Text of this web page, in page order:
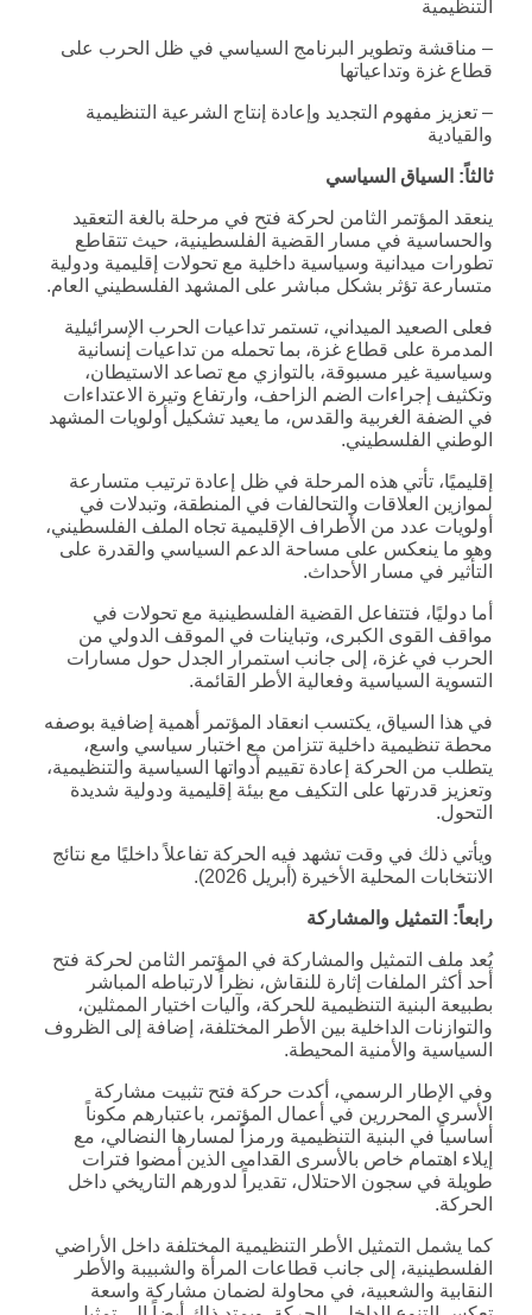
التنظيمية
– مناقشة وتطوير البرنامج السياسي في ظل الحرب على
قطاع غزة وتداعياتها
– تعزيز مفهوم التجديد وإعادة إنتاج الشرعية التنظيمية
والقيادية
ثالثاً: السياق السياسي
ينعقد المؤتمر الثامن لحركة فتح في مرحلة بالغة التعقيد
والحساسية في مسار القضية الفلسطينية، حيث تتقاطع
تطورات ميدانية وسياسية داخلية مع تحولات إقليمية ودولية
متسارعة تؤثر بشكل مباشر على المشهد الفلسطيني العام.
فعلى الصعيد الميداني، تستمر تداعيات الحرب الإسرائيلية
المدمرة على قطاع غزة، بما تحمله من تداعيات إنسانية
وسياسية غير مسبوقة، بالتوازي مع تصاعد الاستيطان،
وتكثيف إجراءات الضم الزاحف، وارتفاع وتيرة الاعتداءات
في الضفة الغربية والقدس، ما يعيد تشكيل أولويات المشهد
الوطني الفلسطيني.
إقليميًا، تأتي هذه المرحلة في ظل إعادة ترتيب متسارعة
لموازين العلاقات والتحالفات في المنطقة، وتبدلات في
أولويات عدد من الأطراف الإقليمية تجاه الملف الفلسطيني،
وهو ما ينعكس على مساحة الدعم السياسي والقدرة على
التأثير في مسار الأحداث.
أما دوليًا، فتتفاعل القضية الفلسطينية مع تحولات في
مواقف القوى الكبرى، وتباينات في الموقف الدولي من
الحرب في غزة، إلى جانب استمرار الجدل حول مسارات
التسوية السياسية وفعالية الأطر القائمة.
في هذا السياق، يكتسب انعقاد المؤتمر أهمية إضافية بوصفه
محطة تنظيمية داخلية تتزامن مع اختبار سياسي واسع،
يتطلب من الحركة إعادة تقييم أدواتها السياسية والتنظيمية،
وتعزيز قدرتها على التكيف مع بيئة إقليمية ودولية شديدة
التحول.
ويأتي ذلك في وقت تشهد فيه الحركة تفاعلاً داخليًا مع نتائج
الانتخابات المحلية الأخيرة (أبريل 2026).
رابعاً: التمثيل والمشاركة
يُعد ملف التمثيل والمشاركة في المؤتمر الثامن لحركة فتح
أحد أكثر الملفات إثارة للنقاش، نظراً لارتباطه المباشر
بطبيعة البنية التنظيمية للحركة، وآليات اختيار الممثلين،
والتوازنات الداخلية بين الأطر المختلفة، إضافة إلى الظروف
السياسية والأمنية المحيطة.
وفي الإطار الرسمي، أكدت حركة فتح تثبيت مشاركة
الأسرى المحررين في أعمال المؤتمر، باعتبارهم مكوناً
أساسياً في البنية التنظيمية ورمزاً لمسارها النضالي، مع
إيلاء اهتمام خاص بالأسرى القدامى الذين أمضوا فترات
طويلة في سجون الاحتلال، تقديراً لدورهم التاريخي داخل
الحركة.
كما يشمل التمثيل الأطر التنظيمية المختلفة داخل الأراضي
الفلسطينية، إلى جانب قطاعات المرأة والشبيبة والأطر
النقابية والشعبية، في محاولة لضمان مشاركة واسعة